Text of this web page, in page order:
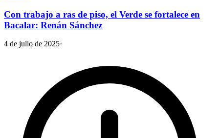
Con trabajo a ras de piso, el Verde se fortalece en
Bacalar: Renán Sánchez
4 de julio de 2025·